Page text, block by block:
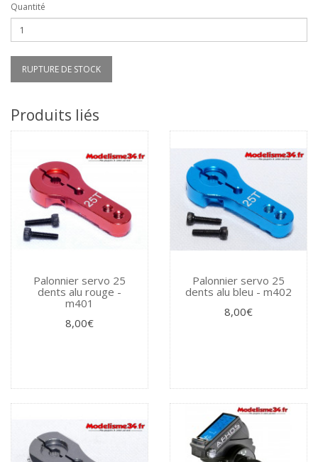
Quantité
RUPTURE DE STOCK
Produits liés
Palonnier servo 25
dents alu rouge -
m401
8,00€
Palonnier servo 25
dents alu bleu - m402
8,00€